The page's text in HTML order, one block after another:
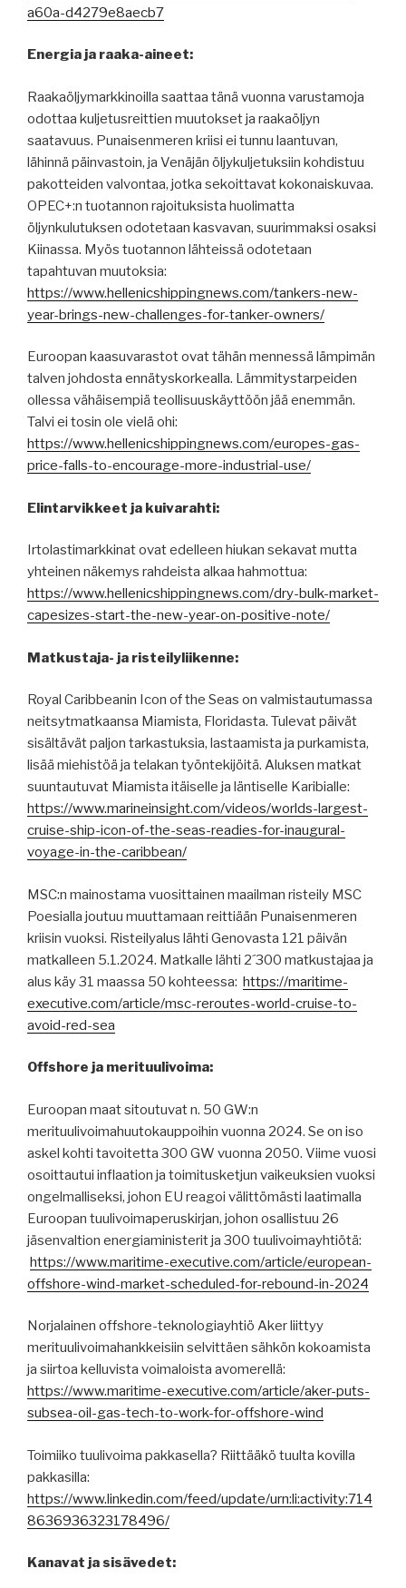
a60a-d4279e8aecb7
Energia ja raaka-aineet:
Raakaöljymarkkinoilla saattaa tänä vuonna varustamoja
odottaa kuljetusreittien muutokset ja raakaöljyn
saatavuus. Punaisenmeren kriisi ei tunnu laantuvan,
lähinnä päinvastoin, ja Venäjän öljykuljetuksiin kohdistuu
pakotteiden valvontaa, jotka sekoittavat kokonaiskuvaa.
OPEC+:n tuotannon rajoituksista huolimatta
öljynkulutuksen odotetaan kasvavan, suurimmaksi osaksi
Kiinassa. Myös tuotannon lähteissä odotetaan
tapahtuvan muutoksia:
https://www.hellenicshippingnews.com/tankers-new-
year-brings-new-challenges-for-tanker-owners/
Euroopan kaasuvarastot ovat tähän mennessä lämpimän
talven johdosta ennätyskorkealla. Lämmitystarpeiden
ollessa vähäisempiä teollisuuskäyttöön jää enemmän.
Talvi ei tosin ole vielä ohi:
https://www.hellenicshippingnews.com/europes-gas-
price-falls-to-encourage-more-industrial-use/
Elintarvikkeet ja kuivarahti:
Irtolastimarkkinat ovat edelleen hiukan sekavat mutta
yhteinen näkemys rahdeista alkaa hahmottua:
https://www.hellenicshippingnews.com/dry-bulk-market-
capesizes-start-the-new-year-on-positive-note/
Matkustaja- ja risteilyliikenne:
Royal Caribbeanin Icon of the Seas on valmistautumassa
neitsytmatkaansa Miamista, Floridasta. Tulevat päivät
sisältävät paljon tarkastuksia, lastaamista ja purkamista,
lisää miehistöä ja telakan työntekijöitä. Aluksen matkat
suuntautuvat Miamista itäiselle ja läntiselle Karibialle:
https://www.marineinsight.com/videos/worlds-largest-
cruise-ship-icon-of-the-seas-readies-for-inaugural-
voyage-in-the-caribbean/
MSC:n mainostama vuosittainen maailman risteily MSC
Poesialla joutuu muuttamaan reittiään Punaisenmeren
kriisin vuoksi. Risteilyalus lähti Genovasta 121 päivän
matkalleen 5.1.2024. Matkalle lähti 2´300 matkustajaa ja
alus käy 31 maassa 50 kohteessa: https://maritime-
executive.com/article/msc-reroutes-world-cruise-to-
avoid-red-sea
Offshore ja merituulivoima:
Euroopan maat sitoutuvat n. 50 GW:n
merituulivoimahuutokauppoihin vuonna 2024. Se on iso
askel kohti tavoitetta 300 GW vuonna 2050. Viime vuosi
osoittautui inflaation ja toimitusketjun vaikeuksien vuoksi
ongelmalliseksi, johon EU reagoi välittömästi laatimalla
Euroopan tuulivoimaperuskirjan, johon osallistuu 26
jäsenvaltion energiaministerit ja 300 tuulivoimayhtiötä:
https://www.maritime-executive.com/article/european-
offshore-wind-market-scheduled-for-rebound-in-2024
Norjalainen offshore-teknologiayhtiö Aker liittyy
merituulivoimahankkeisiin selvittäen sähkön kokoamista
ja siirtoa kelluvista voimaloista avomerellä:
https://www.maritime-executive.com/article/aker-puts-
subsea-oil-gas-tech-to-work-for-offshore-wind
Toimiiko tuulivoima pakkasella? Riittääkö tuulta kovilla
pakkasilla:
https://www.linkedin.com/feed/update/urn:li:activity:714
8636936323178496/
Kanavat ja sisävedet: